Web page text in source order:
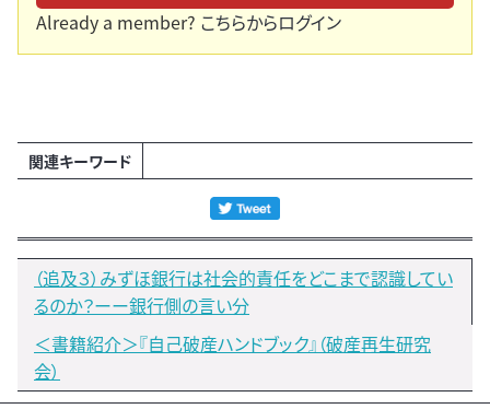
Already a member? こちらからログイン
関連キーワード
（追及３）みずほ銀行は社会的責任をどこまで認識してい
るのか？ーー銀行側の言い分
＜書籍紹介＞『自己破産ハンドブック』（破産再生研究
会）